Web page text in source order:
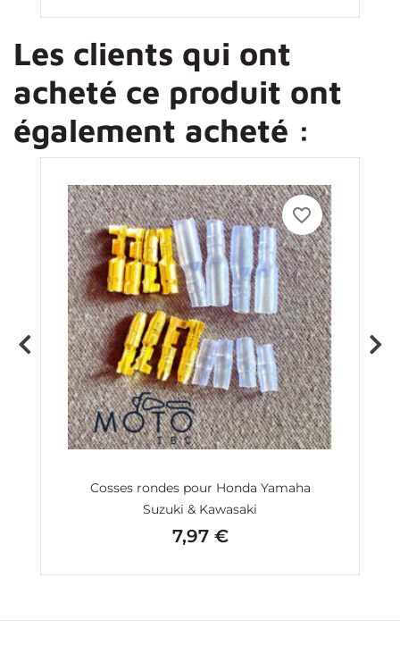
Les clients qui ont
acheté ce produit ont
également acheté :
favorite_border
Cosses rondes pour Honda Yamaha
Suzuki & Kawasaki
Prix
7,97 €